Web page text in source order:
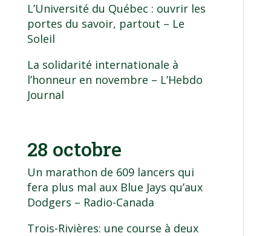
L’Université du Québec : ouvrir les
portes du savoir, partout – Le
Soleil
La solidarité internationale à
l’honneur en novembre – L’Hebdo
Journal
28 octobre
Un marathon de 609 lancers qui
fera plus mal aux Blue Jays qu’aux
Dodgers – Radio-Canada
Trois-Rivières: une course à deux